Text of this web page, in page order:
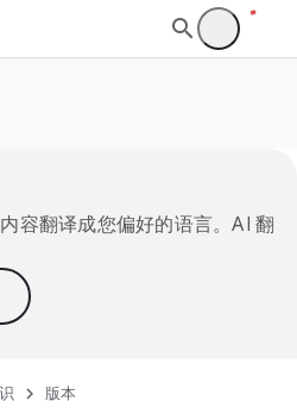
容翻译成您偏好的语言。AI 翻
版本